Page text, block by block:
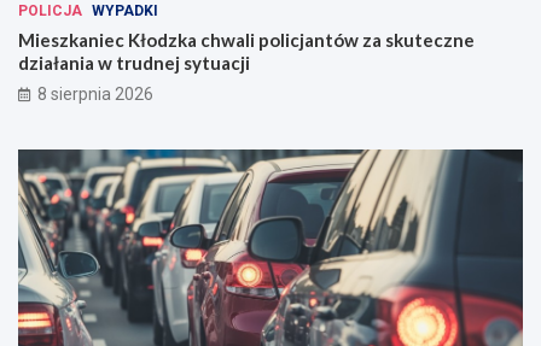
POLICJA WYPADKI
Mieszkaniec Kłodzka chwali policjantów za skuteczne
działania w trudnej sytuacji
8 sierpnia 2026